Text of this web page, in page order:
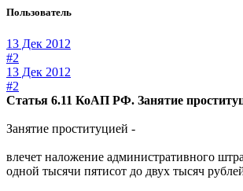
Пользователь
13 Дек 2012
#2
13 Дек 2012
#2
Статья 6.11 КоАП РФ. Занятие
Занятие проституцией -
влечет наложение административного
одной тысячи пятисот до двух тысяч